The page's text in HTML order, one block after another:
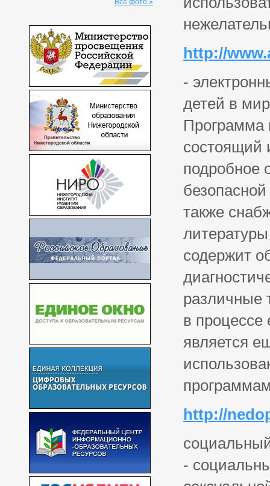
Все фото »
http://
-
детей в
Программа
состоящий
подробное
также
содержит
различные
в
является
http://
-